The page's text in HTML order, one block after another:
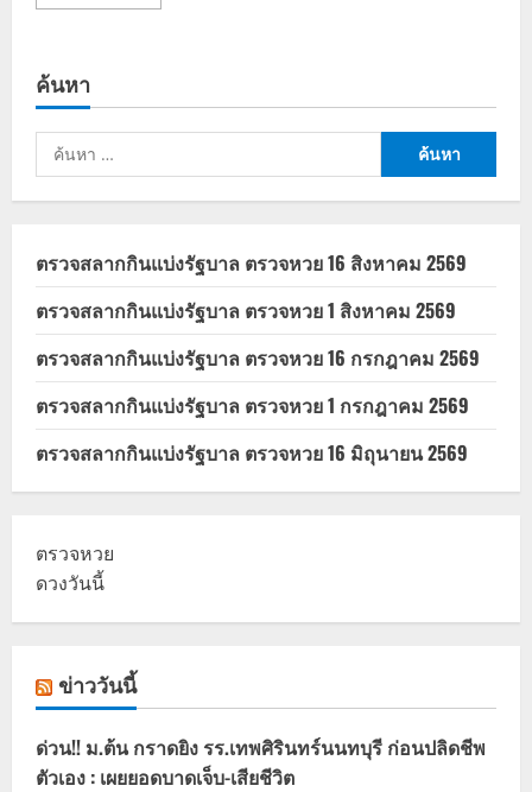
ฟรี
ประชา
2566
ค้นหา
ค้นหา
สำหรับ:
ตรวจสลากกินแบ่งรัฐบาล ตรวจหวย 16 สิงหาคม 2569
ตรวจสลากกินแบ่งรัฐบาล ตรวจหวย 1 สิงหาคม 2569
ตรวจสลากกินแบ่งรัฐบาล ตรวจหวย 16 กรกฎาคม 2569
ตรวจสลากกินแบ่งรัฐบาล ตรวจหวย 1 กรกฎาคม 2569
ตรวจสลากกินแบ่งรัฐบาล ตรวจหวย 16 มิถุนายน 2569
ตรวจหวย
ดวงวันนี้
ข่าววันนี้
ด่วน!! ม.ต้น กราดยิง รร.เทพศิรินทร์นนทบุรี ก่อนปลิดชีพ
ตัวเอง : เผยยอดบาดเจ็บ-เสียชีวิต